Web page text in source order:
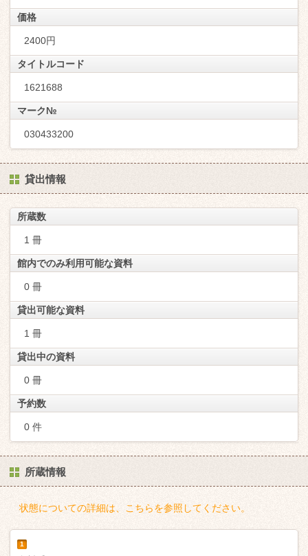
価格
2400円
タイトルコード
1621688
マーク№
030433200
貸出情報
所蔵数
1 冊
館内でのみ利用可能な資料
0 冊
貸出可能な資料
1 冊
貸出中の資料
0 冊
予約数
0 件
所蔵情報
状態についての詳細は、こちらを参照してください。
1